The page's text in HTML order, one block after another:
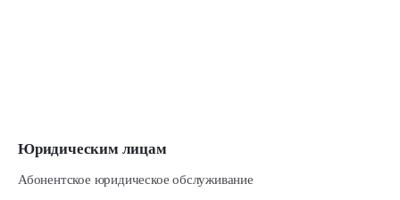
Юридическим лицам
Абонентское юридическое обслуживание